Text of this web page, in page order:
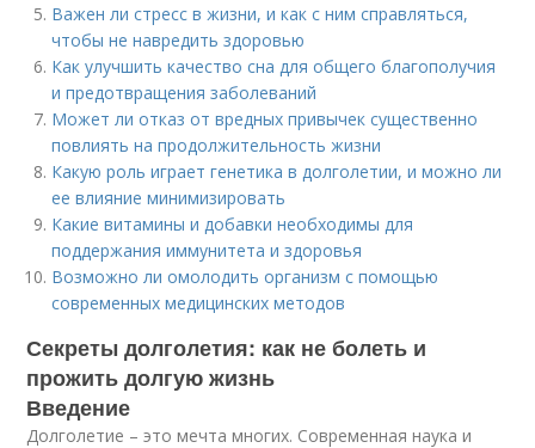
Важен ли стресс в жизни, и как с ним справляться,
чтобы не навредить здоровью
Как улучшить качество сна для общего благополучия
и предотвращения заболеваний
Может ли отказ от вредных привычек существенно
повлиять на продолжительность жизни
Какую роль играет генетика в долголетии, и можно ли
ее влияние минимизировать
Какие витамины и добавки необходимы для
поддержания иммунитета и здоровья
Возможно ли омолодить организм с помощью
современных медицинских методов
Секреты долголетия: как не болеть и
прожить долгую жизнь
Введение
Долголетие – это мечта многих. Современная наука и